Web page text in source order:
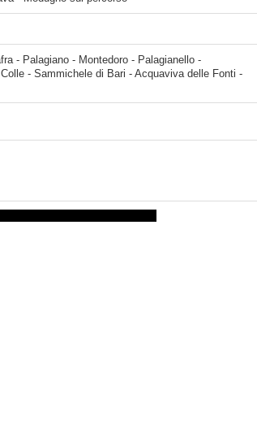
- Palagiano - Montedoro - Palagianello -
- Sammichele di Bari - Acquaviva delle Fonti -